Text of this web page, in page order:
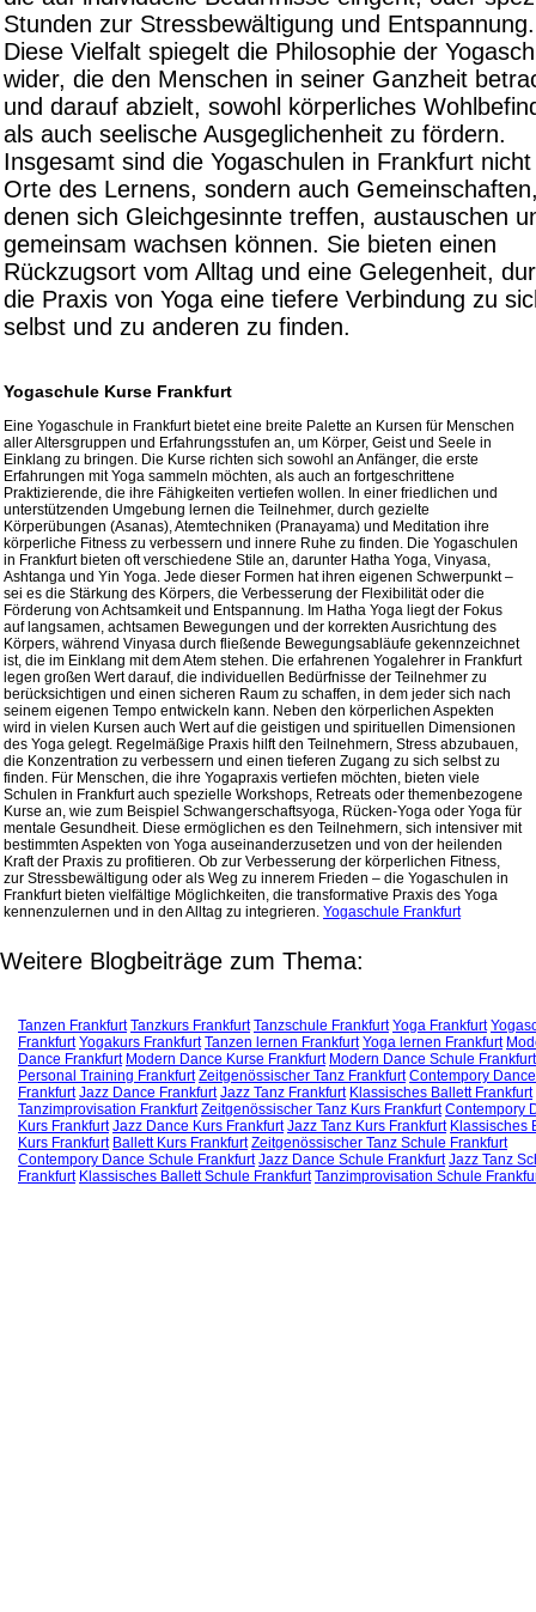
Stunden zur Stressbewältigung und Entspannung.
Diese Vielfalt spiegelt die Philosophie der
wider, die den Menschen in seiner Ganzheit
und darauf abzielt, sowohl körperliches
als auch seelische Ausgeglichenheit zu fördern.
Insgesamt sind die Yogaschulen in Frankfurt
Orte des Lernens, sondern auch
denen sich Gleichgesinnte treffen, austauschen
gemeinsam wachsen können. Sie bieten einen
Rückzugsort vom Alltag und eine Gelegenheit,
die Praxis von Yoga eine tiefere Verbindung zu
selbst und zu anderen zu finden.
Yogaschule Kurse Frankfurt
Eine Yogaschule in Frankfurt bietet eine breite Palette an Kursen für Menschen
aller Altersgruppen und Erfahrungsstufen an, um Körper, Geist und Seele in
Einklang zu bringen. Die Kurse richten sich sowohl an Anfänger, die erste
Erfahrungen mit Yoga sammeln möchten, als auch an fortgeschrittene
Praktizierende, die ihre Fähigkeiten vertiefen wollen. In einer friedlichen und
unterstützenden Umgebung lernen die Teilnehmer, durch gezielte
Körperübungen (Asanas), Atemtechniken (Pranayama) und Meditation ihre
körperliche Fitness zu verbessern und innere Ruhe zu finden. Die Yogaschulen
in Frankfurt bieten oft verschiedene Stile an, darunter Hatha Yoga, Vinyasa,
Ashtanga und Yin Yoga. Jede dieser Formen hat ihren eigenen Schwerpunkt –
sei es die Stärkung des Körpers, die Verbesserung der Flexibilität oder die
Förderung von Achtsamkeit und Entspannung. Im Hatha Yoga liegt der Fokus
auf langsamen, achtsamen Bewegungen und der korrekten Ausrichtung des
Körpers, während Vinyasa durch fließende Bewegungsabläufe gekennzeichnet
ist, die im Einklang mit dem Atem stehen. Die erfahrenen Yogalehrer in Frankfurt
legen großen Wert darauf, die individuellen Bedürfnisse der Teilnehmer zu
berücksichtigen und einen sicheren Raum zu schaffen, in dem jeder sich nach
seinem eigenen Tempo entwickeln kann. Neben den körperlichen Aspekten
wird in vielen Kursen auch Wert auf die geistigen und spirituellen Dimensionen
des Yoga gelegt. Regelmäßige Praxis hilft den Teilnehmern, Stress abzubauen,
die Konzentration zu verbessern und einen tieferen Zugang zu sich selbst zu
finden. Für Menschen, die ihre Yogapraxis vertiefen möchten, bieten viele
Schulen in Frankfurt auch spezielle Workshops, Retreats oder themenbezogene
Kurse an, wie zum Beispiel Schwangerschaftsyoga, Rücken-Yoga oder Yoga für
mentale Gesundheit. Diese ermöglichen es den Teilnehmern, sich intensiver mit
bestimmten Aspekten von Yoga auseinanderzusetzen und von der heilenden
Kraft der Praxis zu profitieren. Ob zur Verbesserung der körperlichen Fitness,
zur Stressbewältigung oder als Weg zu innerem Frieden – die Yogaschulen in
Frankfurt bieten vielfältige Möglichkeiten, die transformative Praxis des Yoga
kennenzulernen und in den Alltag zu integrieren. Yogaschule Frankfurt
Weitere Blogbeiträge zum Thema:
Tanzen Frankfurt Tanzkurs Frankfurt Tanzschule Frankfurt Yoga Frankfurt
Frankfurt Yogakurs Frankfurt Tanzen lernen Frankfurt Yoga lernen Frankfurt
Dance Frankfurt Modern Dance Kurse Frankfurt Modern Dance Schule Frankfurt
Personal Training Frankfurt Zeitgenössischer Tanz Frankfurt Contempory Dance
Frankfurt Jazz Dance Frankfurt Jazz Tanz Frankfurt Klassisches Ballett Frankfurt
Tanzimprovisation Frankfurt Zeitgenössischer Tanz Kurs Frankfurt Contempory
Kurs Frankfurt Jazz Dance Kurs Frankfurt Jazz Tanz Kurs Frankfurt Klassisches
Kurs Frankfurt Ballett Kurs Frankfurt Zeitgenössischer Tanz Schule Frankfurt
Contempory Dance Schule Frankfurt Jazz Dance Schule Frankfurt Jazz Tanz
Frankfurt Klassisches Ballett Schule Frankfurt Tanzimprovisation Schule